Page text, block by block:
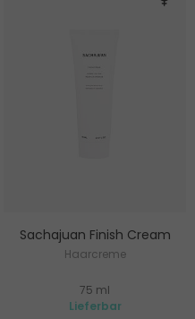
Sachajuan Finish Cream
Haarcreme
75 ml
Lieferbar